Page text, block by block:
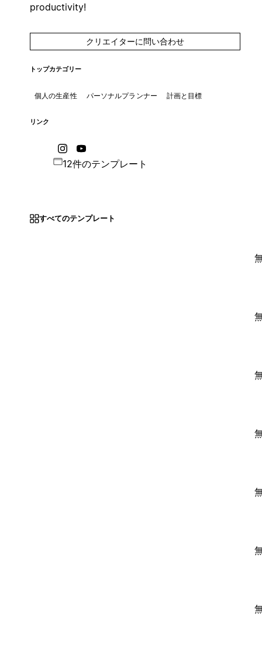
productivity!
クリエイターに問い合わせ
トップカテゴリー
個人の生産性 パーソナルプランナー 計画と目標
リンク
12件のテンプレート
すべてのテンプレート